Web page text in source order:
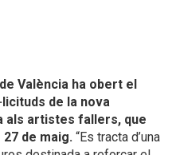
València ha obert el
de la nova
als artistes fallers, que
de maig. “Es tracta d’una